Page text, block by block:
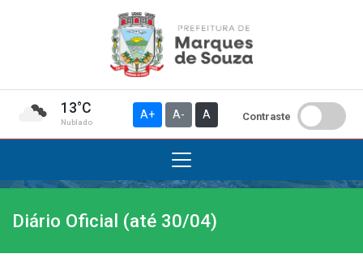
13°C
Nublado
A+ A- A Contraste
Institucional
A Prefeitura
Diário Oficial (até 30/04)